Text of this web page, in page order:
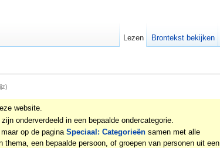
website.
onderverdeeld in een bepaalde ondercategorie.
op de paginaSpeciaal: Categorieën samen met alle
een bepaalde persoon, of groepen van personen uit een
Lezen Brontekst bekijken